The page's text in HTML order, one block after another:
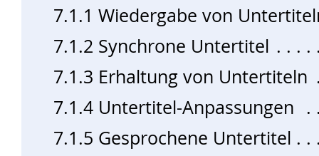
7.1.1 Wiedergabe von
7.1.2 Synchrone Untertitel
7.1.3 Erhaltung von Untertiteln
7.1.4 Untertitel-Anpassungen
7.1.5 Gesprochene Untertitel